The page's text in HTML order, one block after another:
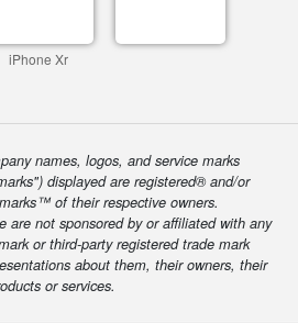
iPhone Xr
names, logos, and service marks
displayed are registered® and/or
of their respective owners.
are not sponsored by or affiliated with any
or third-party registered trade mark
about them, their owners, their
or services.